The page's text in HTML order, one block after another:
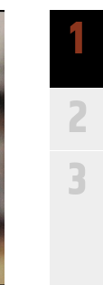
1
2
3